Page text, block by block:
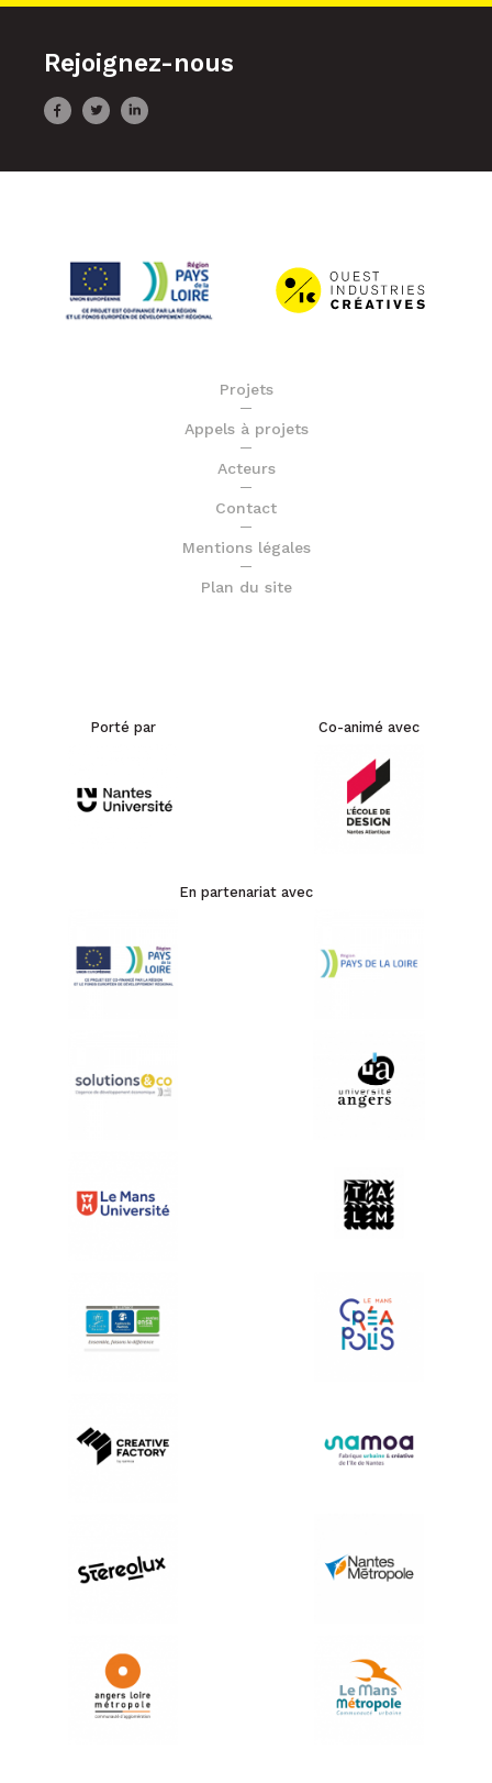
Rejoignez-nous
Projets
Appels à projets
Acteurs
Contact
Mentions légales
Plan du site
Porté par Co-animé avec
En partenariat avec